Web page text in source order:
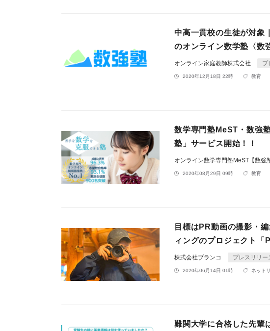
中高一貫校の生徒が対象
のオンライン数学塾〈数
オンライン家庭教師株式会社 プ
2020年12月18日 22時 教育
数学専門塾MeST・数強
塾」サービス開始！！
オンライン数学専門塾MeST【数強
2020年08月29日 09時 教育
目標はPR動画の撮影・
ィングのプロジェクト「
株式会社ブランコ プレスリリー
2020年06月14日 01時 ネット
難関大学に合格した先輩